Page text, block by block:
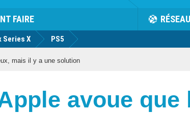
FAIRE RÉSEAU
Series X PS5
mais il y a une solution
avoue que